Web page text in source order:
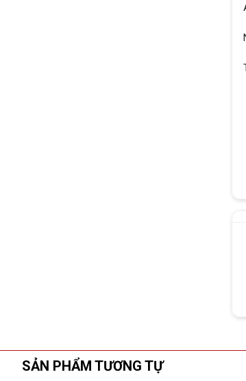
SẢN PHẨM TƯƠNG TỰ